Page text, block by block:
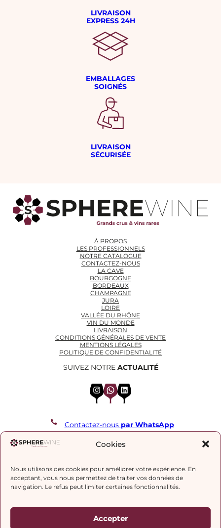
Cookies
Nous utilisons des cookies pour améliorer votre expérience. En
acceptant, vous nous permettez de traiter vos données de
navigation. Le refus peut limiter certaines fonctionnalités.
Accepter
LIVRAISON
EXPRESS 24H
EMBALLAGES
SOIGNÉS
LIVRAISON
SÉCURISÉE
À PROPOS
LES PROFESSIONNELS
NOTRE CATALOGUE
CONTACTEZ-NOUS
LA CAVE
BOURGOGNE
BORDEAUX
CHAMPAGNE
JURA
LOIRE
VALLÉE DU RHÔNE
VIN DU MONDE
LIVRAISON
CONDITIONS GÉNÉRALES DE VENTE
MENTIONS LÉGALES
POLITIQUE DE CONFIDENTIALITÉ
SUIVEZ NOTRE ACTUALITÉ
InstagramWhatsApp LinkedIn
Contactez-nous par WhatsApp
REJOIGNEZ NOTRE LISTE DE DIFFUSION
politique de confidentialité.